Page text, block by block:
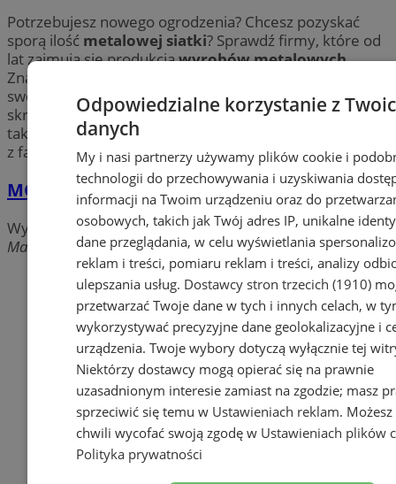
Potrzebujesz nowego ogrodzenia? Chcesz pozyskać
sporą ilość metalowej siatki? Sprawdź firmy, które od
lat zajmują się produkcjąwyrobów metalowych.
Znajdź przedsiębiorstwa w Pyskowicach posiadające w
swojej ofercie: kraty pomostowe, drzwi stalowe
skrzydłowe, siatki oraz ogrodzenia. Dowiedz się więcej
także o profesjonalnej obróbce skrawaniem i skorzystaj
z fachowych usług w okolicy Pyskowic.
MGM Konstrukcje Stalowe
Wyroby metalowe
Magazynowa, 44-120 PYSKOWICE
Dodaj firmę
Pozostałe firmy w kategorii
reklama
Tworzenie stron www -
Pyskowice
reklama
Odpowiedzialne korzystanie z
danych
My i nasi partnerzy używamy plików cookie i
technologii do przechowywania i uzyskiwania
informacji na Twoim urządzeniu oraz do
osobowych, takich jak Twój adres IP, unikalne
dane przeglądania, w celu wyświetlania
reklam i treści, pomiaru reklam i treści, analizy
ulepszania usług. Dostawcy stron trzecich (1910)
przetwarzać Twoje dane w tych i innych celach, w
wykorzystywać precyzyjne dane geolokalizacyjne i
urządzenia. Twoje wybory dotyczą wyłącznie tej
Niektórzy dostawcy mogą opierać się na prawnie
uzasadnionym interesie zamiast na zgodzie; masz
sprzeciwić się temu w Ustawieniach reklam.
chwili wycofać swoją zgodę w Ustawieniach plików
Polityka prywatności